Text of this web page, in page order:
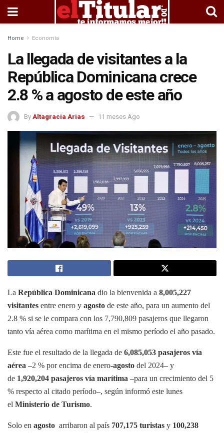
Home Economía
La llegada de visitantes a la
República Dominicana crece
2.8 % a agosto de este año
By Altagracia Arias 11 meses Ago
La República Dominicana dio la bienvenida a 8,005,227
visitantes entre enero y agosto de este año, para un aumento del
2.8 % si se le compara con los 7,790,809 pasajeros que llegaron
tanto vía aérea como marítima en el mismo período el año pasado.
Este fue el resultado de la llegada de 6,085,053 pasajeros vía
aérea –2 % por encima de enero-agosto del 2024– y
de 1,920,204 pasajeros vía marítima –para un crecimiento del 5
% respecto al citado período–, según informó este lunes
el Ministerio de Turismo.
Solo en agosto arribaron al país 707,175 turistas y 100,238